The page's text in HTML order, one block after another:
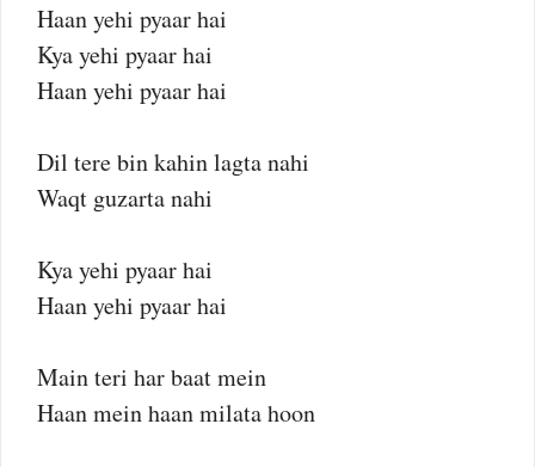
Haan yehi pyaar hai
Kya yehi pyaar hai
Haan yehi pyaar hai
Dil tere bin kahin lagta nahi
Waqt guzarta nahi
Kya yehi pyaar hai
Haan yehi pyaar hai
Main teri har baat mein
Haan mein haan milata hoon